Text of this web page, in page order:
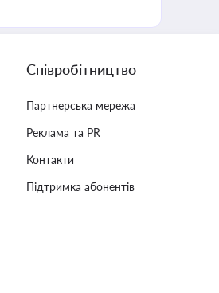
Співробітництво
Партнерська мережа
Реклама та PR
Контакти
Підтримка абонентів